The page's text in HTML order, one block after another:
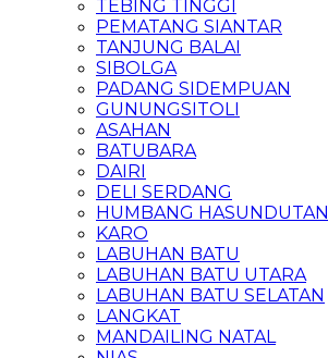
TEBING TINGGI
PEMATANG SIANTAR
TANJUNG BALAI
SIBOLGA
PADANG SIDEMPUAN
GUNUNGSITOLI
ASAHAN
BATUBARA
DAIRI
DELI SERDANG
HUMBANG HASUNDUTAN
KARO
LABUHAN BATU
LABUHAN BATU UTARA
LABUHAN BATU SELATAN
LANGKAT
MANDAILING NATAL